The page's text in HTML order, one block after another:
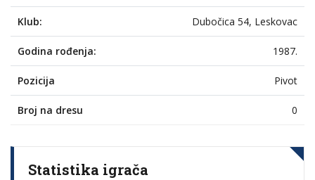
Klub: Dubočica 54, Leskovac
Godina rođenja: 1987.
Pozicija Pivot
Broj na dresu 0
Statistika igrača